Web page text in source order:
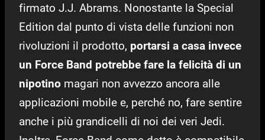
firmato J.J. Abrams. Nonostante la Special
Edition dal punto di vista delle funzioni non
rivoluzioni il prodotto, portarsi a casa invece
un Force Band potrebbe fare la felicità di un
nipotino magari non avvezzo ancora alle
applicazioni mobile e, perché no, fare sentire
anche i più grandicelli di noi dei veri Jedi.